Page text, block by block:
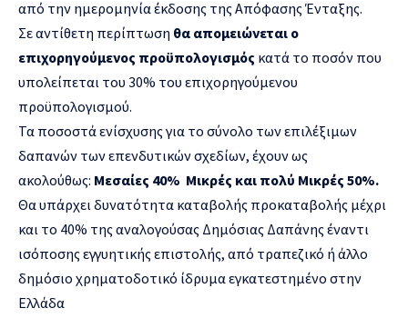
από την ημερομηνία έκδοσης της Απόφασης Ένταξης.
Σε αντίθετη περίπτωση θα απομειώνεται ο
επιχορηγούμενος προϋπολογισμός κατά το ποσόν που
υπολείπεται του 30% του επιχορηγούμενου
προϋπολογισμού.
Τα ποσοστά ενίσχυσης για το σύνολο των επιλέξιμων
δαπανών των επενδυτικών σχεδίων, έχουν ως
ακολούθως: Μεσαίες 40% Μικρές και πολύ Μικρές 50%.
Θα υπάρχει δυνατότητα καταβολής προκαταβολής μέχρι
και το 40% της αναλογούσας Δημόσιας Δαπάνης έναντι
ισόποσης εγγυητικής επιστολής, από τραπεζικό ή άλλο
δημόσιο χρηματοδοτικό ίδρυμα εγκατεστημένο στην
Ελλάδα